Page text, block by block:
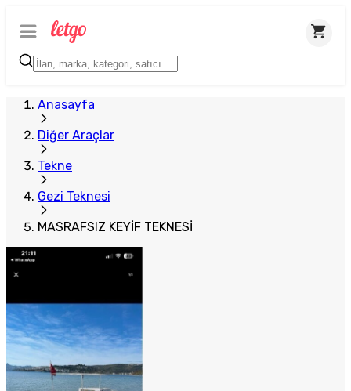
Anasayfa
Diğer Araçlar
Tekne
Gezi Teknesi
MASRAFSIZ KEYİF TEKNESİ